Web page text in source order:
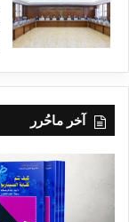
آخر ماحُرر